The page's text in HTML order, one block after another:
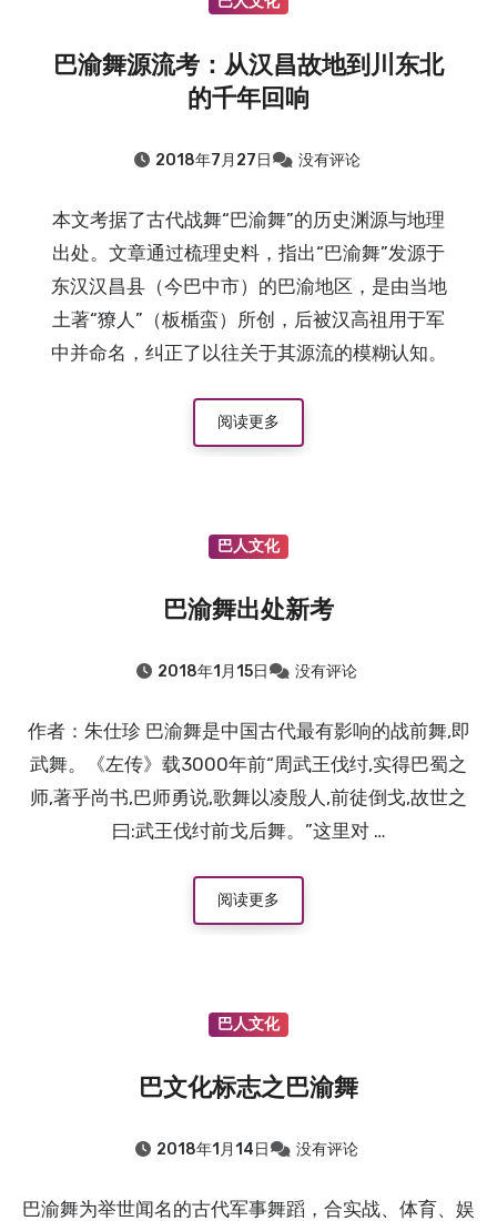
巴渝舞源流考：从汉昌故地到川东北
的千年回响
2018年7月27日 没有评论
本文考据了古代战舞“巴渝舞”的历史渊源与地理
出处。文章通过梳理史料，指出“巴渝舞”发源于
东汉汉昌县（今巴中市）的巴渝地区，是由当地
土著“獠人”（板楯蛮）所创，后被汉高祖用于军
中并命名，纠正了以往关于其源流的模糊认知。
阅读更多
巴人文化
巴渝舞出处新考
2018年1月15日 没有评论
作者：朱仕珍 巴渝舞是中国古代最有影响的战前舞,即
武舞。《左传》载3000年前“周武王伐纣,实得巴蜀之
师,著乎尚书,巴师勇说,歌舞以凌殷人,前徒倒戈,故世之
曰:武王伐纣前戈后舞。”这里对 …
阅读更多
巴人文化
巴文化标志之巴渝舞
2018年1月14日 没有评论
巴渝舞为举世闻名的古代军事舞蹈，合实战、体育、娱